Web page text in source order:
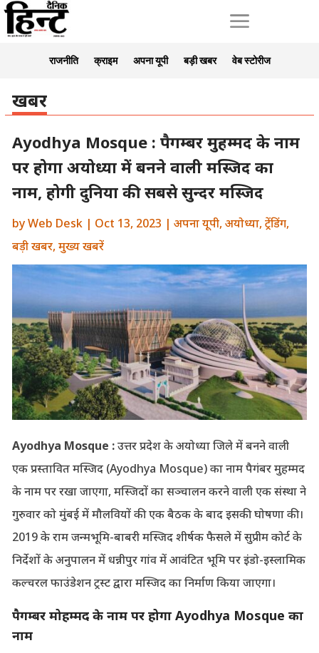
a
राजनीति क्राइम अपना यूपी बड़ी खबर वेब स्टोरीज
खबर
Ayodhya Mosque : पैगम्बर मुहम्मद के नाम
पर होगा अयोध्या में बनने वाली मस्जिद का
नाम, होगी दुनिया की सबसे सुन्दर मस्जिद
byWeb Desk| Oct 13, 2023 | अपना यूपी,अयोध्या,ट्रेंडिंग,
बड़ी खबर,मुख्य खबरें
Ayodhya Mosque :उत्तर प्रदेश के अयोध्या जिले में बनने वाली
एक प्रस्तावित मस्जिद (Ayodhya Mosque) का नाम पैगंबर मुहम्मद
के नाम पर रखा जाएगा, मस्जिदों का सञ्चालन करने वाली एक संस्था ने
गुरुवार को मुंबई में मौलवियों की एक बैठक के बाद इसकी घोषणा की।
2019 के राम जन्मभूमि-बाबरी मस्जिद शीर्षक फैसले में सुप्रीम कोर्ट के
निर्देशों के अनुपालन में धन्नीपुर गांव में आवंटित भूमि पर इंडो-इस्लामिक
कल्चरल फाउंडेशन ट्रस्ट द्वारा मस्जिद का निर्माण किया जाएगा।
पैगम्बर मोहम्मद के नाम पर होगा Ayodhya Mosque का
नाम